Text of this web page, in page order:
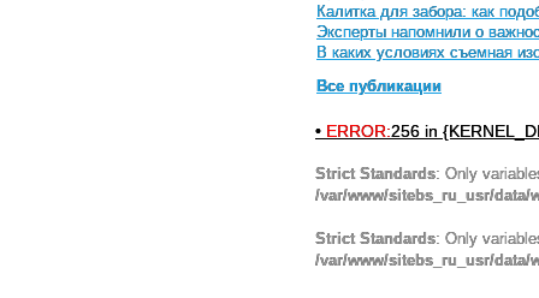
Калитка для забора: как
Эксперты напомнили о
В каких условиях съемная
Все публикации
• ERROR:256 in
Strict Standards: Only
/var/www/sitebs_ru_usr/
Strict Standards: Only
/var/www/sitebs_ru_usr/